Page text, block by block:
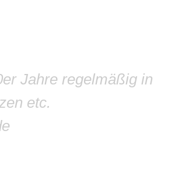
Jahre regelmäßig in
etc.